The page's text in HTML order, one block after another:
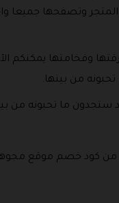
وتصفحها جميعا
وفخامتها يمكنكم
ستجدون ما تحبونه من
من كود خصم موقع